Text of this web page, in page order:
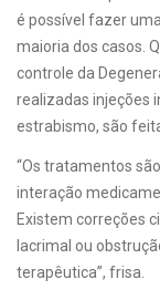
é possível fazer
maioria dos casos.
controle da
realizadas injeções
estrabismo, são
“Os tratamentos
interação
Existem correções
lacrimal ou
terapêutica”, frisa.